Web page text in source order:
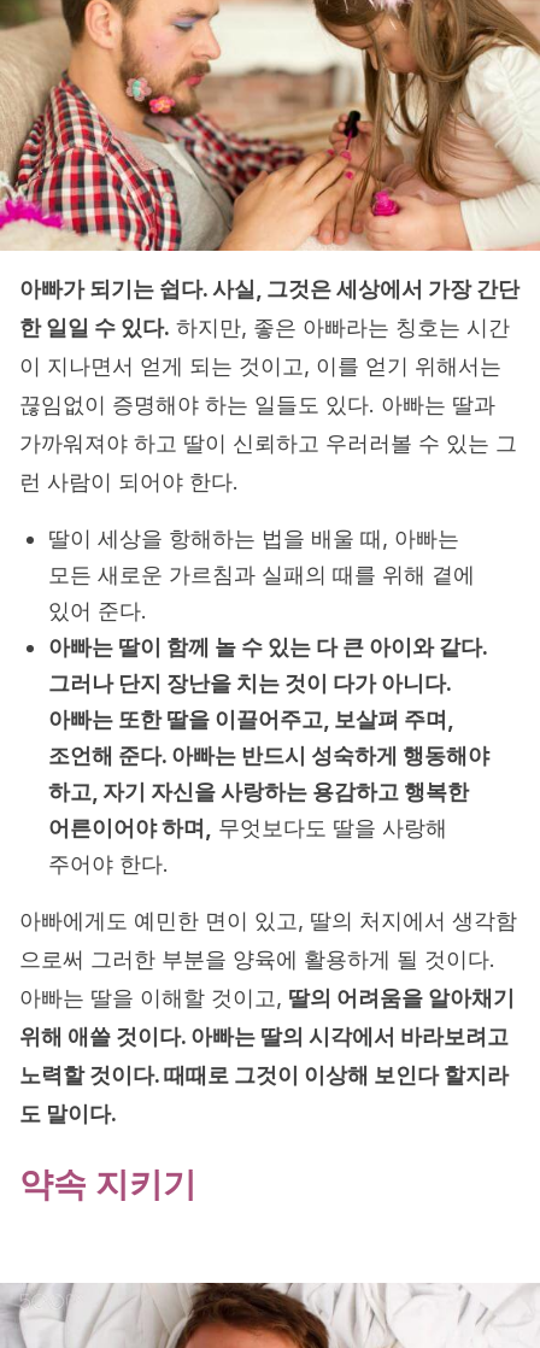
아빠가 되기는 쉽다. 사실, 그것은 세상에서 가장 간단
한 일일 수 있다. 하지만, 좋은 아빠라는 칭호는 시간
이 지나면서 얻게 되는 것이고, 이를 얻기 위해서는
끊임없이 증명해야 하는 일들도 있다. 아빠는 딸과
가까워져야 하고 딸이 신뢰하고 우러러볼 수 있는 그
런 사람이 되어야 한다.
딸이 세상을 항해하는 법을 배울 때, 아빠는
모든 새로운 가르침과 실패의 때를 위해 곁에
있어 준다.
아빠는 딸이 함께 놀 수 있는 다 큰 아이와 같다.
그러나 단지 장난을 치는 것이 다가 아니다.
아빠는 또한 딸을 이끌어주고, 보살펴 주며,
조언해 준다. 아빠는 반드시 성숙하게 행동해야
하고, 자기 자신을 사랑하는 용감하고 행복한
어른이어야 하며,
무엇보다도 딸을 사랑해
주어야 한다.
아빠에게도 예민한 면이 있고, 딸의 처지에서 생각함
으로써 그러한 부분을 양육에 활용하게 될 것이다.
아빠는 딸을 이해할 것이고, 딸의 어려움을 알아채기
위해 애쓸 것이다. 아빠는 딸의 시각에서 바라보려고
노력할 것이다. 때때로 그것이 이상해 보인다 할지라
도 말이다.
약속 지키기